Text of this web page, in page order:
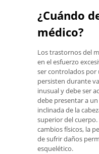
¿Cuándo
médico?
Los trastornos del
en el esfuerzo
ser controlados por
persisten durante
inusual y debe ser
debe presentar a
inclinada de la
superior del
cambios físicos, la
de sufrir daños
esquelético.